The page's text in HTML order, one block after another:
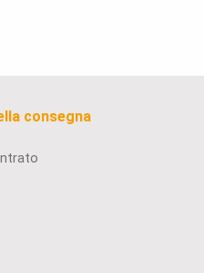
consegna